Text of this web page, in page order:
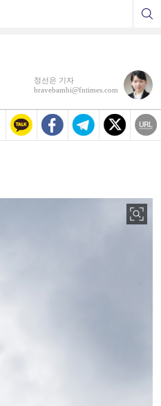
정선은 기자
bravebambi@fntimes.com